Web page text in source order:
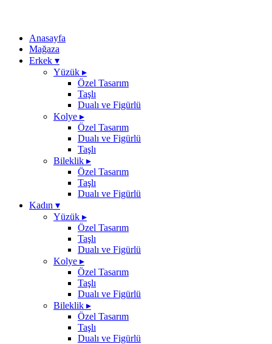
Anasayfa
Mağaza
Erkek ▾
Yüzük ▸
Özel Tasarım
Taşlı
Dualı ve Figürlü
Kolye ▸
Özel Tasarım
Dualı ve Figürlü
Taşlı
Bileklik ▸
Özel Tasarım
Taşlı
Dualı ve Figürlü
Kadın ▾
Yüzük ▸
Özel Tasarım
Taşlı
Dualı ve Figürlü
Kolye ▸
Özel Tasarım
Taşlı
Dualı ve Figürlü
Bileklik ▸
Özel Tasarım
Taşlı
Dualı ve Figürlü